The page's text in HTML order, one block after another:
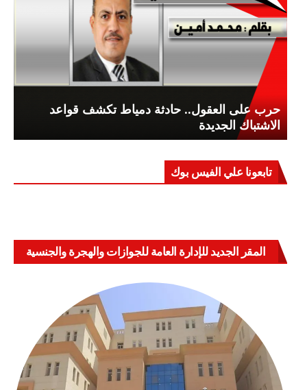
حرب على العقول.. حادثة دمياط تكشف قواعد
الاشتباك الجديدة
تابعونا علي الفيس بوك
المقر الجديد للإدارة العامة للجوازات والهجرة والجنسية